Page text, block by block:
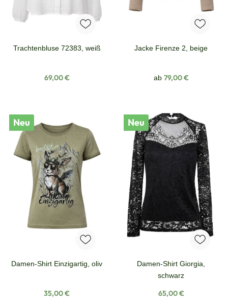
Trachtenbluse 72383, weiß
Regulärer Preis:
69,00 €
Jacke Firenze 2, beige
Regulärer Preis:
ab 79,00 €
Neu
Damen-Shirt Einzigartig, oliv
Regulärer Preis:
35,00 €
Neu
Damen-Shirt Giorgia,
schwarz
Regulärer Preis:
65,00 €